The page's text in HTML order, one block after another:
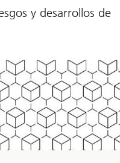
y desarrollos de